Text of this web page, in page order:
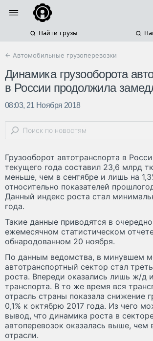
Найти грузы
← Автомобильные грузоперевозки
Динамика грузооборота
в России продолжила
08:03, 21 Ноября 2018
Грузооборот автотранспорта в
текущего года составил 23,6 млрд
меньше, чем в сентябре и лишь на
относительно показателей
Данный индекс роста стал
года.
Такие данные приводятся в
ежемесячном статистическом
обнародованном 20 ноября.
По данным ведомства, в минувшем
автотранспортный сектор стал
роста. Впереди оказались лишь ж/д
транспорта. В то же время вся
отрасль страны показала снижение
0,1% к октябрю 2017 года. Из чего
вывод, что динамика роста в
автоперевозок оказалась выше, чем
отрасли.